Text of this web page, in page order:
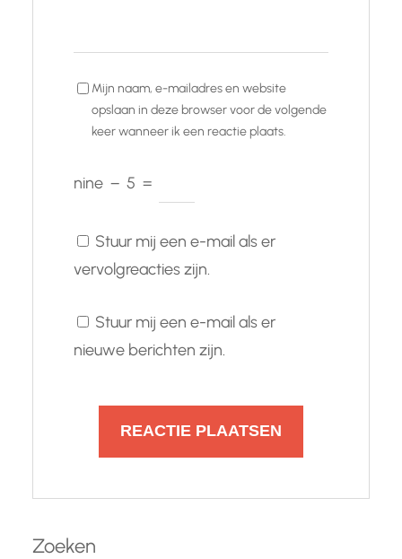
Mijn naam, e-mailadres en website
opslaan in deze browser voor de volgende
keer wanneer ik een reactie plaats.
nine − 5 =
Stuur mij een e-mail als er
vervolgreacties zijn.
Stuur mij een e-mail als er
nieuwe berichten zijn.
Zoeken